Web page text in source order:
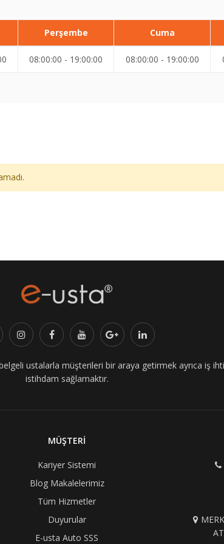
Perşembe Cuma
08:00:00 - 19:00:00 08:00:00 - 19:00:00
ustalarla müşterileri bir araya getirmek ayrıca iş
istihdam sağlamaktır.
MÜŞTERİ
Kariyer Sistemi
Blog Makalelerimiz
Tüm Hizmetler
Duyurular
E-usta Auto SSS